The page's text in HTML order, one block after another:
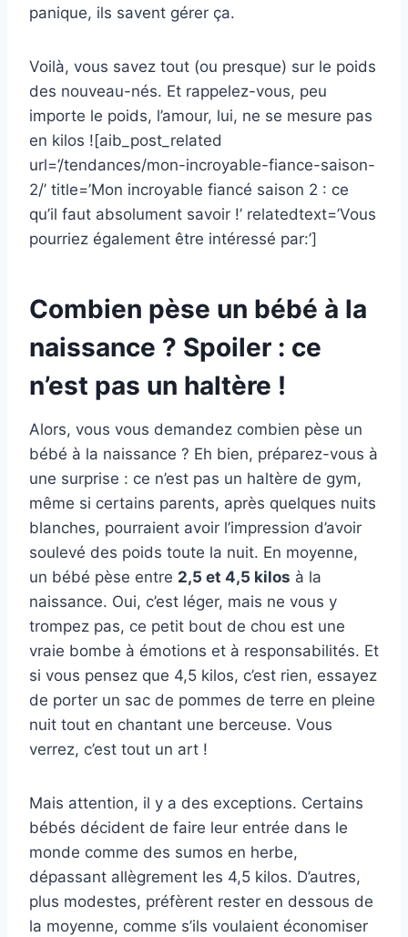
panique, ils savent gérer ça.
Voilà, vous savez tout (ou presque) sur le poids
des nouveau-nés. Et rappelez-vous, peu
importe le poids, l’amour, lui, ne se mesure pas
en kilos ![aib_post_related
url=’/tendances/mon-incroyable-fiance-saison-
2/’ title=’Mon incroyable fiancé saison 2 : ce
qu’il faut absolument savoir !’ relatedtext=’Vous
pourriez également être intéressé par:’]
Combien pèse un bébé à la
naissance ? Spoiler : ce
n’est pas un haltère !
Alors, vous vous demandez combien pèse un
bébé à la naissance ? Eh bien, préparez-vous à
une surprise : ce n’est pas un haltère de gym,
même si certains parents, après quelques nuits
blanches, pourraient avoir l’impression d’avoir
soulevé des poids toute la nuit. En moyenne,
un bébé pèse entre 2,5 et 4,5 kilos à la
naissance. Oui, c’est léger, mais ne vous y
trompez pas, ce petit bout de chou est une
vraie bombe à émotions et à responsabilités. Et
si vous pensez que 4,5 kilos, c’est rien, essayez
de porter un sac de pommes de terre en pleine
nuit tout en chantant une berceuse. Vous
verrez, c’est tout un art !
Mais attention, il y a des exceptions. Certains
bébés décident de faire leur entrée dans le
monde comme des sumos en herbe,
dépassant allègrement les 4,5 kilos. D’autres,
plus modestes, préfèrent rester en dessous de
la moyenne, comme s’ils voulaient économiser